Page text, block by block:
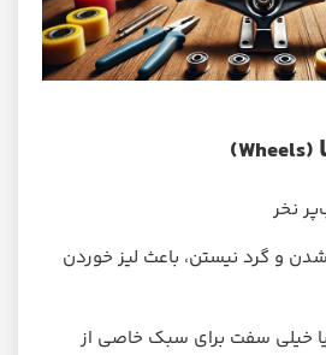
(Wheels)
نخر
و گرد نیستن، باعث لیز خوردن
خیلی سفت برای سبک خاصی از